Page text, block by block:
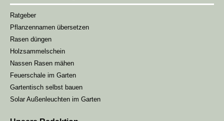
Ratgeber
Pflanzennamen übersetzen
Rasen düngen
Holzsammelschein
Nassen Rasen mähen
Feuerschale im Garten
Gartentisch selbst bauen
Solar Außenleuchten im Garten